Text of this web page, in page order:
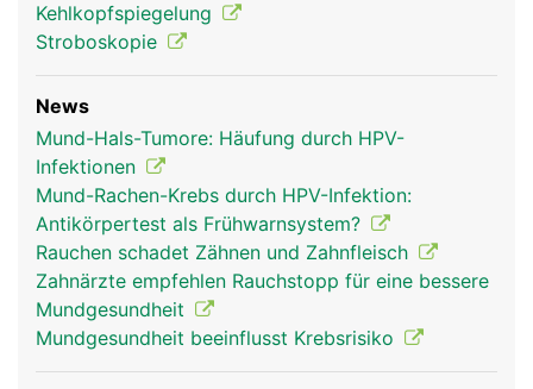
Kehlkopfspiegelung
Stroboskopie
News
Mund-Hals-Tumore: Häufung durch HPV-
Infektionen
Mund-Rachen-Krebs durch HPV-Infektion:
Antikörpertest als Frühwarnsystem?
Rauchen schadet Zähnen und Zahnfleisch
Zahnärzte empfehlen Rauchstopp für eine bessere
Mundgesundheit
Mundgesundheit beeinflusst Krebsrisiko